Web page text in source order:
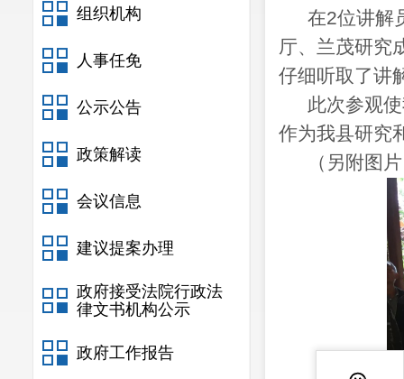
组织机构
人事任免
公示公告
政策解读
会议信息
建议提案办理
政府接受法院行政法
律文书机构公示
政府工作报告
在2位讲解
厅、兰茂研究
仔细听取了讲
此次参观
作为我县研究
（另附图